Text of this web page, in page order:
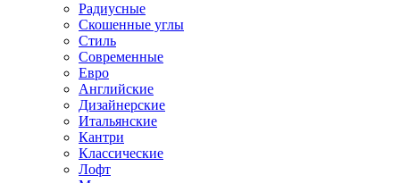
Радиусные
Скошенные углы
Стиль
Современные
Евро
Английские
Дизайнерские
Итальянские
Кантри
Классические
Лофт